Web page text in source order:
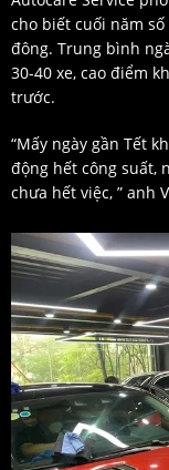
cho biết cuối năm
đông. Trung bình
30-40 xe, cao điểm
trước.
“Mấy ngày gần Tết
động hết công suất,
chưa hết việc, ” anh